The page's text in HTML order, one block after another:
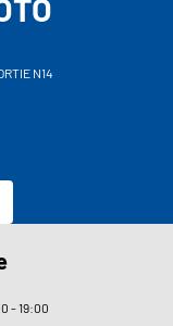
N14
- 19:00